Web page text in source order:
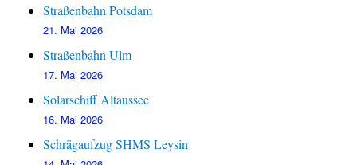
Straßenbahn Potsdam
21. Mai 2026
Straßenbahn Ulm
17. Mai 2026
Solarschiff Altaussee
16. Mai 2026
Schrägaufzug SHMS Leysin